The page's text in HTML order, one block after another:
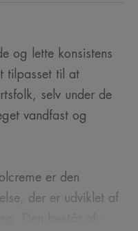
og lette konsistens
tilpasset til at
selv under de
vandfast og
er den
der er udviklet af